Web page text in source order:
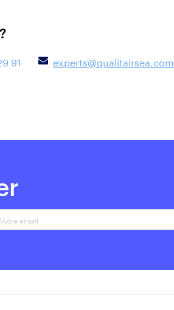
91 experts@qualitairsea.com
email